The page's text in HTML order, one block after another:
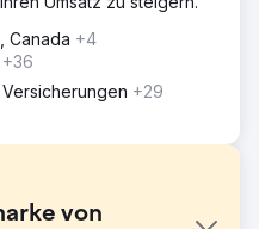
Canada +4
+36
+29
von